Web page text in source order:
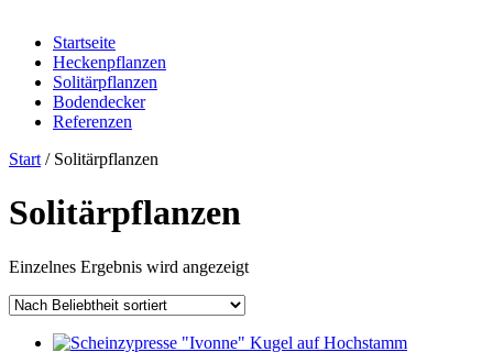
Startseite
Heckenpflanzen
Solitärpflanzen
Bodendecker
Referenzen
Start / Solitärpflanzen
Solitärpflanzen
Einzelnes Ergebnis wird angezeigt